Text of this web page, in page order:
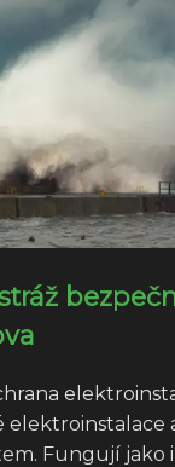
elektroinstalace
Fungují